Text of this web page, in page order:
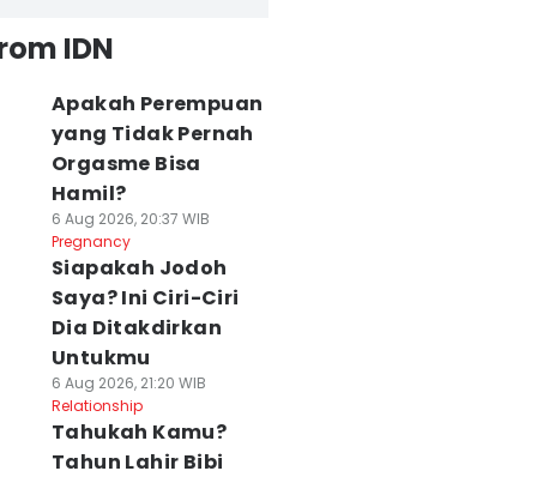
IDN
Apakah Perempuan
yang Tidak Pernah
Orgasme Bisa
Hamil?
6 Aug 2026, 20:37 WIB
Pregnancy
Siapakah Jodoh
Saya? Ini Ciri-Ciri
Dia Ditakdirkan
Untukmu
6 Aug 2026, 21:20 WIB
Relationship
Tahukah Kamu?
Tahun Lahir Bibi